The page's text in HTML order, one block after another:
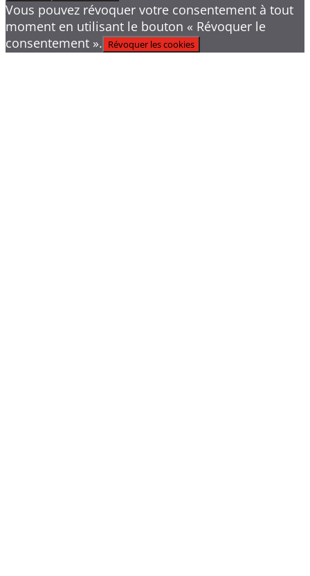
Vous pouvez révoquer votre consentement à tout
moment en utilisant le bouton « Révoquer le
consentement ». Révoquer les cookies